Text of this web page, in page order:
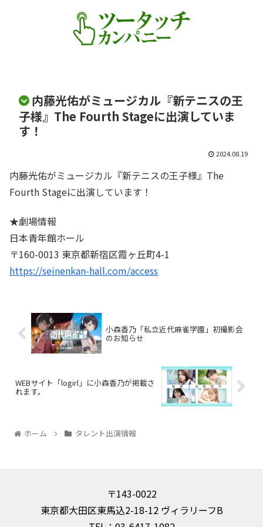
内藤光佑がミュージカル『新テニスの王
子様』The Fourth Stageに出演していま
す！
2024.08.19
内藤光佑がミュージカル『新テニスの王子様』The
Fourth Stageに出演しています！
★劇場情報
日本青年館ホール
〒160-0013 東京都新宿区霞ヶ丘町4-1
https://seinenkan-hall.com/access
小森香乃「私立近代麻雀学園」初撮影会
のお知らせ
WEBサイト「logirl」に小森香乃が掲載さ
れます。
ホーム タレント出演情報
〒143-0022
東京都大田区東馬込2-18-12 ヴィラリーフB